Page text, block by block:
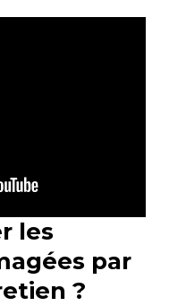
les
par
?